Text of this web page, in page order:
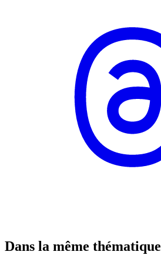
Dans la même thématique